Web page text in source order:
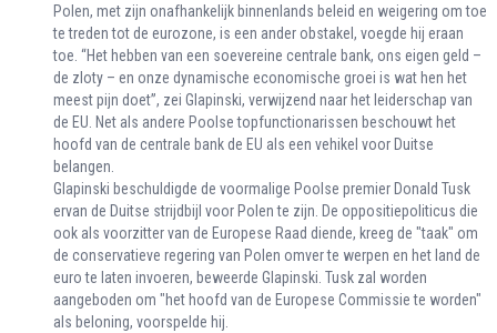
Polen, met zijn onafhankelijk binnenlands beleid en weigering om toe
te treden tot de eurozone, is een ander obstakel, voegde hij eraan
toe. “Het hebben van een soevereine centrale bank, ons eigen geld –
de zloty – en onze dynamische economische groei is wat hen het
meest pijn doet”, zei Glapinski, verwijzend naar het leiderschap van
de EU. Net als andere Poolse topfunctionarissen beschouwt het
hoofd van de centrale bank de EU als een vehikel voor Duitse
belangen.
Glapinski beschuldigde de voormalige Poolse premier Donald Tusk
ervan de Duitse strijdbijl voor Polen te zijn. De oppositiepoliticus die
ook als voorzitter van de Europese Raad diende, kreeg de "taak" om
de conservatieve regering van Polen omver te werpen en het land de
euro te laten invoeren, beweerde Glapinski. Tusk zal worden
aangeboden om "het hoofd van de Europese Commissie te worden"
als beloning, voorspelde hij.